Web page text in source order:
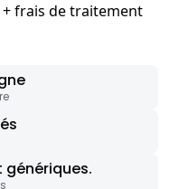
frais de traitement